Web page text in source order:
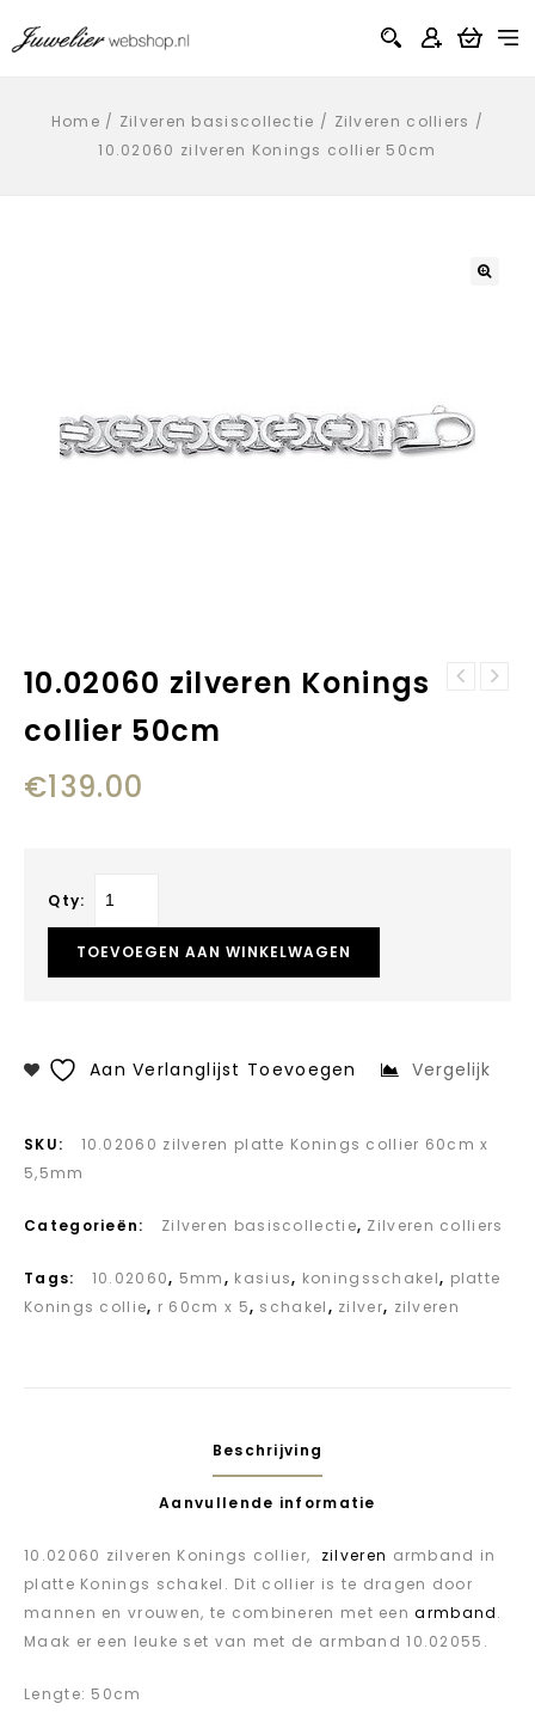
Home / Zilveren basiscollectie / Zilveren colliers /
10.02060 zilveren Konings collier 50cm
10.02060 zilveren Konings
collier 50cm
€139.00
Qty:
TOEVOEGEN AAN WINKELWAGEN
Aan Verlanglijst Toevoegen Vergelijk
SKU:
10.02060 zilveren platte Konings collier 60cm x
5,5mm
Categorieën: Zilveren basiscollectie, Zilveren colliers
Tags: 10.02060, 5mm, kasius, koningsschakel, platte
Konings collie, r 60cm x 5, schakel, zilver, zilveren
Beschrijving
Aanvullende informatie
10.02060 zilveren Konings collier, zilveren armband in
platte Konings schakel. Dit collier is te dragen door
mannen en vrouwen, te combineren met eenarmband.
Maak er een leuke set van met de armband 10.02055.
Lengte: 50cm